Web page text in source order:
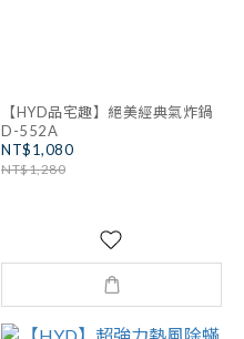
【HYD品宅趣】絕美經典氣炸鍋
D-552A
NT$1,080
NT$1,280